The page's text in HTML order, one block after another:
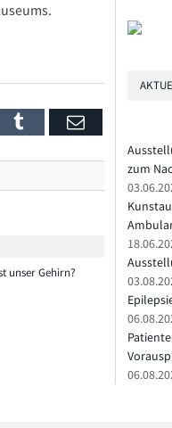
Tumblr Email
unser Gehirn?
zum